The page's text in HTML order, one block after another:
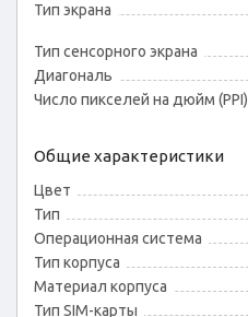
Тип экрана
Тип сенсорного экрана
Диагональ
Число пикселей на дюйм (PPI)
Общие характеристики
Цвет
Тип
Операционная система
Тип корпуса
Материал корпуса
Тип SIM-карты